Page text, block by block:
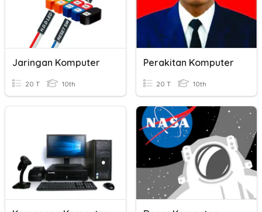
Jaringan Komputer
20 T 10th
Perakitan Komputer
20 T 10th